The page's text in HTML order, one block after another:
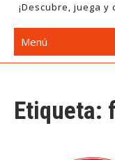
¡Descubre, juega
Menú
Etiqueta: